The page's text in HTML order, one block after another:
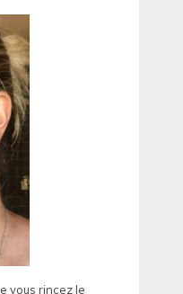
vous rincez le